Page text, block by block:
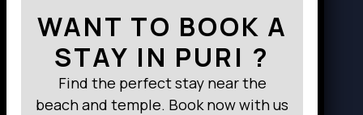
WANT TO BOOK A
STAY IN PURI ?
Find the perfect stay near the
beach and temple. Book now with us